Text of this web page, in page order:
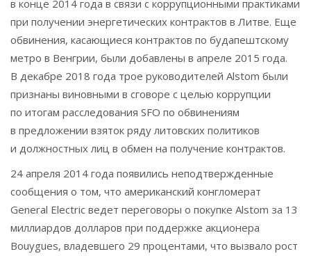
в конце 2014 года в связи с коррупционными практиками
при получении энергетических контрактов в Литве. Еще
обвинения, касающиеся контрактов по будапештскому
метро в Венгрии, были добавлены в апреле 2015 года.
В декабре 2018 года трое руководителей Alstom были
признаны виновными в сговоре с целью коррупции
по итогам расследования SFO по обвинениям
в предложении взяток ряду литовских политиков
и должностных лиц в обмен на получение контрактов.
24 апреля 2014 года появились неподтвержденные
сообщения о том, что американский конгломерат
General Electric ведет переговоры о покупке Alstom за 13
миллиардов долларов при поддержке акционера
Bouygues, владевшего 29 процентами, что вызвало рост